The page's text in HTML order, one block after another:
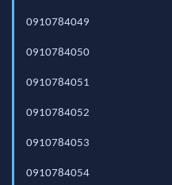
0910784049
0910784050
0910784051
0910784052
0910784053
0910784054